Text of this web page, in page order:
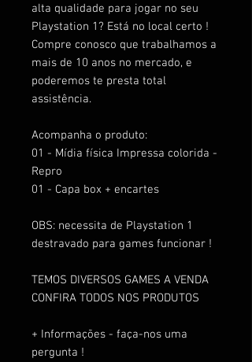
alta qualidade para jogar no seu
Playstation 1? Está no local certo !
Compre conosco que trabalhamos a
mais de 10 anos no mercado, e
poderemos te presta total
assistência.
Acompanha o produto:
01 - Mídia física Impressa colorida -
Repro
01 - Capa box + encartes
OBS: necessita de Playstation 1
destravado para games funcionar !
TEMOS DIVERSOS GAMES A VENDA
CONFIRA TODOS NOS PRODUTOS
+ Informações - faça-nos uma
pergunta !